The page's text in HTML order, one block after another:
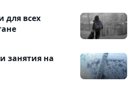
для всех
занятия на